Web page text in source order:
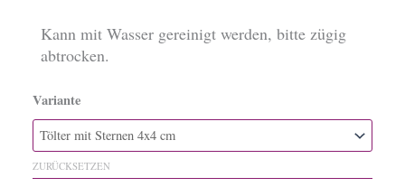
Kann mit Wasser gereinigt werden, bitte zügig
abtrocken.
Variante
ZURÜCKSETZEN
Stempel
mit
Islandpferd
Menge